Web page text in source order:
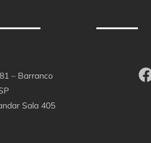
– Barranco
Sala 405